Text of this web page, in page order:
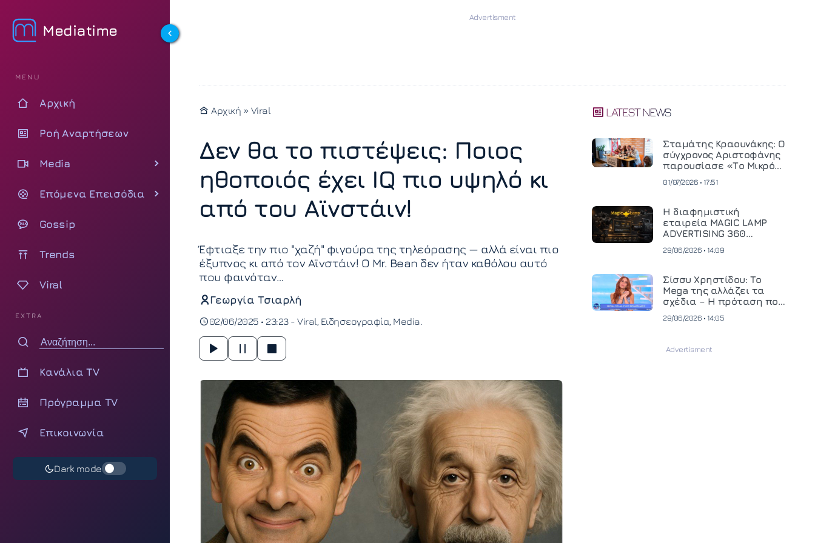
Mediatime
MENU
Αρχική
Ροή Αναρτήσεων
Media
Επόμενα Επεισόδια
Gossip
Trends
Viral
EXTRA
Κανάλια TV
Πρόγραμμα TV
Επικοινωνία
Dark mode
Αρχική » Viral
Δεν θα το πιστέψεις: Ποιος
ηθοποιός έχει IQ πιο υψηλό κι
από του Αϊνστάιν!
Έφτιαξε την πιο "χαζή" φιγούρα της τηλεόρασης — αλλά είναι πιο
έξυπνος κι από τον Αϊνστάιν! Ο Mr. Bean δεν ήταν καθόλου αυτό
που φαινόταν…
Γεωργία Τσιαρλή
02/06/2025 • 23:23 - Viral Ειδησεογραφία Media
LATEST NEWS
Σταμάτης Κραουνάκης: Ο
σύγχρονος Αριστοφάνης
παρουσίασε «Το Μικρό
01/07/2026 • 17:51
Η διαφημιστική
εταιρεία MAGIC LAMP
ADVERTISING 360
κινηματογραφική
και ανεβάζει τον πήχη
στην παραγωγή
οπτικοακουστικού
περιεχομένου
29/06/2026 • 14:09
Σίσσυ Χρηστίδου: Το
Mega της αλλάζει τα
σχέδια – Η πρόταση που
29/06/2026 • 14:05